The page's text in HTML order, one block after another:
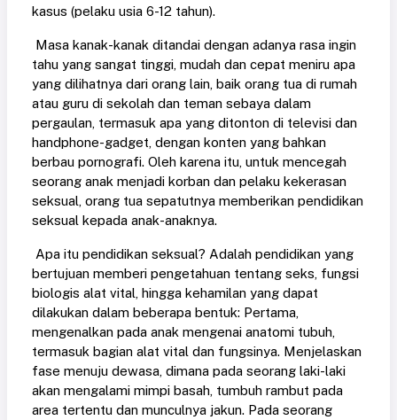
kasus (pelaku usia 6-12 tahun).
Masa kanak-kanak ditandai dengan adanya rasa ingin
tahu yang sangat tinggi, mudah dan cepat meniru apa
yang dilihatnya dari orang lain, baik orang tua di rumah
atau guru di sekolah dan teman sebaya dalam
pergaulan, termasuk apa yang ditonton di televisi dan
handphone-gadget, dengan konten yang bahkan
berbau pornografi. Oleh karena itu, untuk mencegah
seorang anak menjadi korban dan pelaku kekerasan
seksual, orang tua sepatutnya memberikan pendidikan
seksual kepada anak-anaknya.
Apa itu pendidikan seksual? Adalah pendidikan yang
bertujuan memberi pengetahuan tentang seks, fungsi
biologis alat vital, hingga kehamilan yang dapat
dilakukan dalam beberapa bentuk: Pertama,
mengenalkan pada anak mengenai anatomi tubuh,
termasuk bagian alat vital dan fungsinya. Menjelaskan
fase menuju dewasa, dimana pada seorang laki-laki
akan mengalami mimpi basah, tumbuh rambut pada
area tertentu dan munculnya jakun. Pada seorang